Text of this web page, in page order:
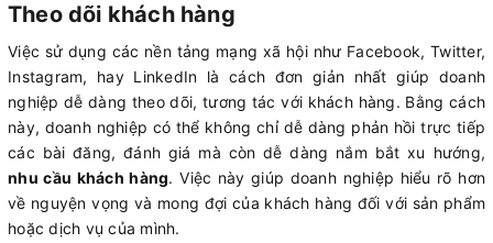
Theo dõi khách hàng
Việc sử dụng các nền tảng mạng xã hội như Facebook, Twitter,
Instagram, hay LinkedIn là cách đơn giản nhất giúp doanh
nghiệp dễ dàng theo dõi, tương tác với khách hàng. Bằng cách
này, doanh nghiệp có thể không chỉ dễ dàng phản hồi trực tiếp
các bài đăng, đánh giá mà còn dễ dàng nắm bắt xu hướng,
nhu cầu khách hàng. Việc này giúp doanh nghiệp hiểu rõ hơn
về nguyện vọng và mong đợi của khách hàng đối với sản phẩm
hoặc dịch vụ của mình.